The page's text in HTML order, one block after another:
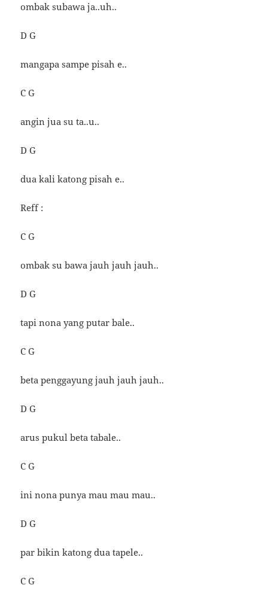
ombak subawa ja..uh..
D G
mangapa sampe pisah e..
C G
angin jua su ta..u..
D G
dua kali katong pisah e..
Reff :
C G
ombak su bawa jauh jauh jauh..
D G
tapi nona yang putar bale..
C G
beta penggayung jauh jauh jauh..
D G
arus pukul beta tabale..
C G
ini nona punya mau mau mau..
D G
par bikin katong dua tapele..
C G